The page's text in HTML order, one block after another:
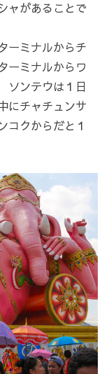
ャがあることで
ーミナルからチ
ーミナルからワ
ソンテウは１日
にチャチュンサ
コクからだと１